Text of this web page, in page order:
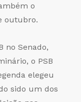
o
outubro.
no Senado,
o PSB
elegeu
sido um dos